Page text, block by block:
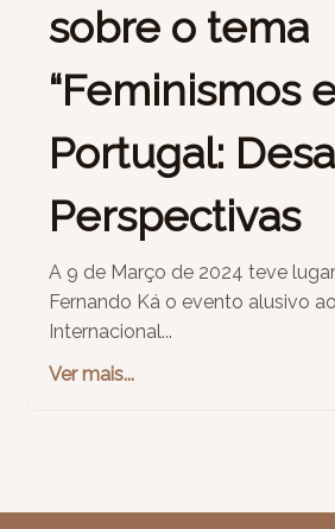
sobre o tema
“Feminismos
Portugal:
Perspectivas
A 9 de Março de 2024 teve
Fernando Ká o evento alusivo
Internacional...
Ver mais...